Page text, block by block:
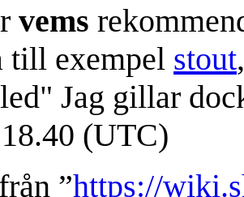
vems
till exempel stout
Jag gillar
(UTC)
”https://